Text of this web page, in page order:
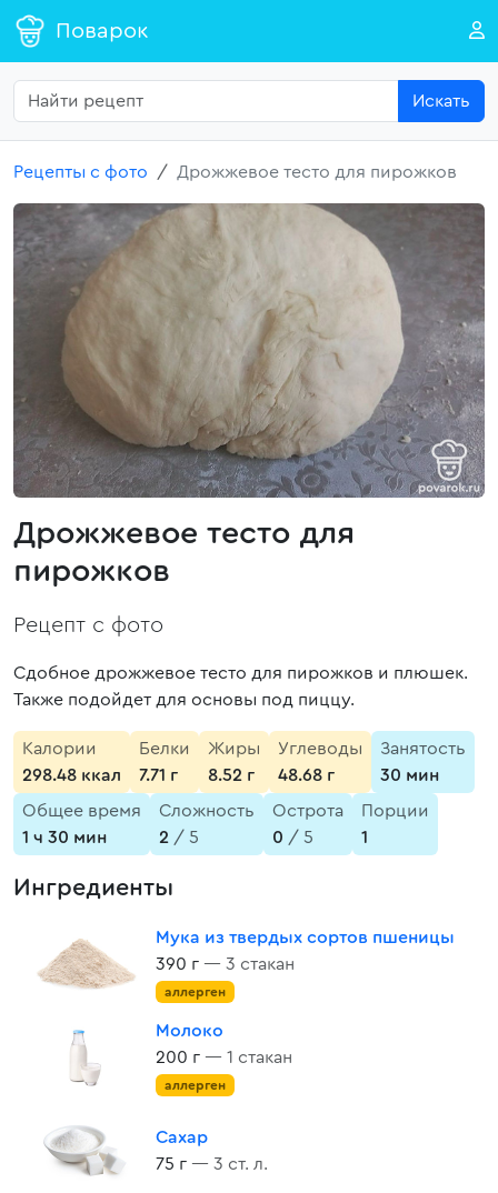
Поварок
Искать
Рецепты с фото Дрожжевое тесто для пирожков
Дрожжевое тесто для
пирожков
Рецепт с фото
Сдобное дрожжевое тесто для пирожков и плюшек.
Также подойдет для основы под пиццу.
Калории
298.48 ккал
Белки
7.71 г
Жиры
8.52 г
Углеводы
48.68 г
Занятость
30 мин
Общее время
1 ч 30 мин
Сложность
2 / 5
Острота
0 / 5
Порции
1
Ингредиенты
Мука из твердых сортов пшеницы
390 г — 3 стакан
аллерген
Молоко
200 г — 1 стакан
аллерген
Сахар
75 г — 3 ст. л.